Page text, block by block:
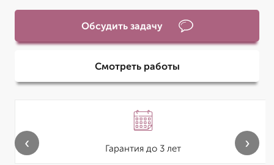
Обсудить задачу
Смотреть работы
Гарантия до 3 лет
‹ ›